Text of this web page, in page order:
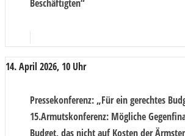
Beschäftigten“
14. April 2026, 10 Uhr
Pressekonferenz: „Für ein gerechtes
15.Armutskonferenz: Mögliche
Budget, das nicht auf Kosten der